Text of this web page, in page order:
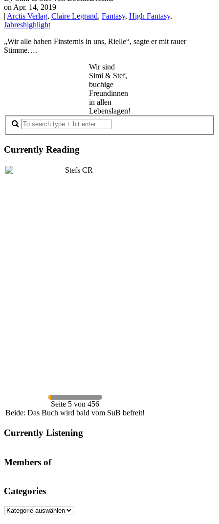
on Apr. 14, 2019
| Arctis Verlag, Claire Legrand, Fantasy, High Fantasy,
Jahreshighlight
„Wir alle haben Finsternis in uns, Rielle“, sagte er mit rauer
Stimme….
Wir sind
Simi & Stef,
buchige
Freundinnen
in allen
Lebenslagen!
Currently Reading
Seite 5 von 456
Beide: Das Buch wird bald vom SuB befreit!
Currently Listening
Members of
Categories
Categories